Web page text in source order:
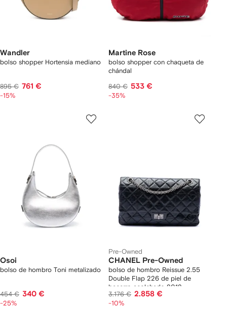
Wandler
bolso shopper Hortensia mediano
895 € 761 €
-15%
Martine Rose
bolso shopper con chaqueta de
chándal
840 € 533 €
-35%
Osoi
bolso de hombro Toni metalizado
454 € 340 €
-25%
Pre-Owned
CHANEL Pre-Owned
bolso de hombro Reissue 2.55
Double Flap 226 de piel de
becerro acolchado 2012
3.176 € 2.858 €
-10%